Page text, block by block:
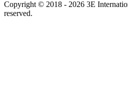
Copyright © 2018 - 2026 3E
reserved.